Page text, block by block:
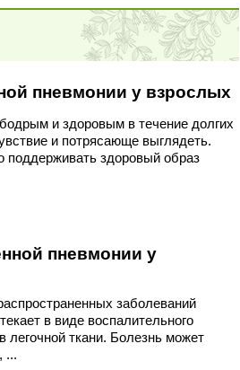
пневмонии у взрослых
и здоровым в течение долгих
и потрясающе выглядеть.
поддерживать здоровый образ
пневмонии у
заболеваний
в виде воспалительного
легочной ткани. Болезнь может
...